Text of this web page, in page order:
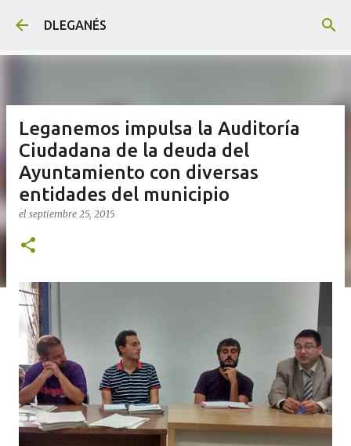
DLEGANÉS
Leganemos impulsa la Auditoría
Ciudadana de la deuda del
Ayuntamiento con diversas
entidades del municipio
el septiembre 25, 2015